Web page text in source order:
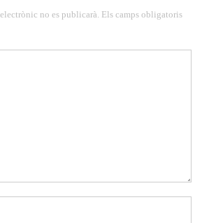
no es publicarà. Els camps obligatoris